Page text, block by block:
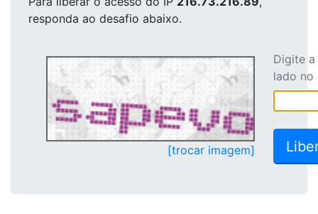
responda ao desafio abaixo.
[trocar imagem]
Digite
lado no